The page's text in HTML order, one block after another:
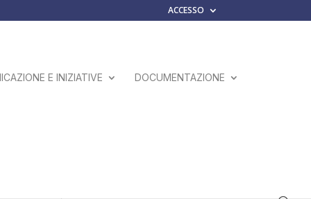
ACCESSO
E INIZIATIVE DOCUMENTAZIONE